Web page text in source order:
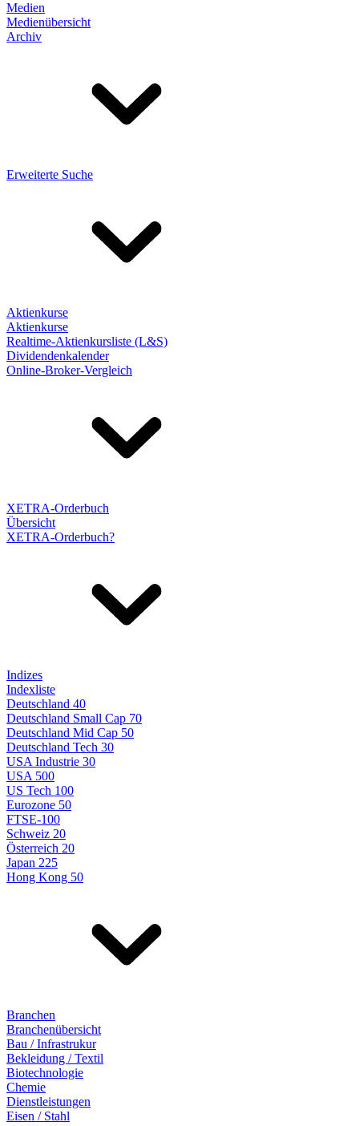
Medien
Medienübersicht
Archiv
Erweiterte Suche
Aktienkurse
Aktienkurse
Realtime-Aktienkursliste (L&S)
Dividendenkalender
Online-Broker-Vergleich
XETRA-Orderbuch
Übersicht
XETRA-Orderbuch?
Indizes
Indexliste
Deutschland 40
Deutschland Small Cap 70
Deutschland Mid Cap 50
Deutschland Tech 30
USA Industrie 30
USA 500
US Tech 100
Eurozone 50
FTSE-100
Schweiz 20
Österreich 20
Japan 225
Hong Kong 50
Branchen
Branchenübersicht
Bau / Infrastrukur
Bekleidung / Textil
Biotechnologie
Chemie
Dienstleistungen
Eisen / Stahl